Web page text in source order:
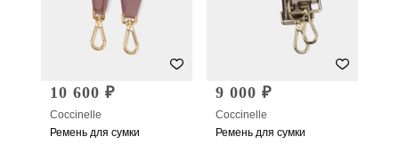
10 600 ₽
Coccinelle
Ремень для сумки
9 000 ₽
Coccinelle
Ремень для сумки